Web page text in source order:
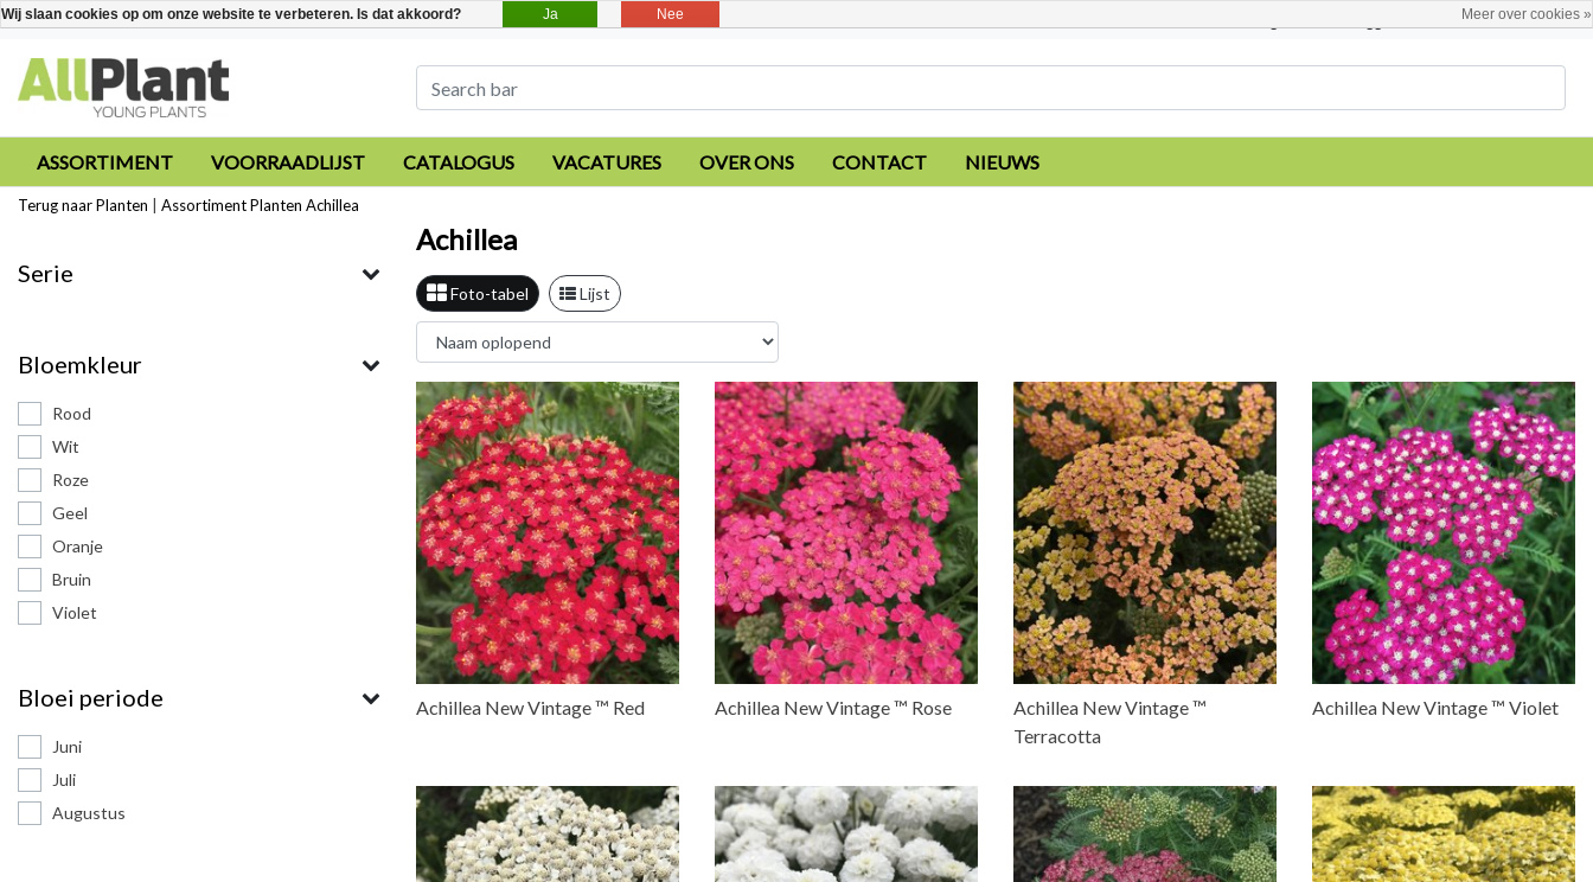
Nederlands
ASSORTIMENT VOORRAADLIJST CATALOGUS VACATURES OVER ONS CONTACT NIEUWS
Terug naar Planten AssortimentPlanten Achillea
Serie
Bloemkleur
Rood
Wit
Roze
Geel
Oranje
Bruin
Violet
Bloei periode
Juni
Juli
Augustus
Achillea
Foto-tabel Lijst
Achillea New Vintage ™ Red Achillea New Vintage ™ Rose
Achillea New Vintage ™
Terracotta
Achillea New Vintage ™ Violet
Wij slaan cookies op om onze website te verbeteren. Is dat akkoord? Ja Nee Meer over cookies »